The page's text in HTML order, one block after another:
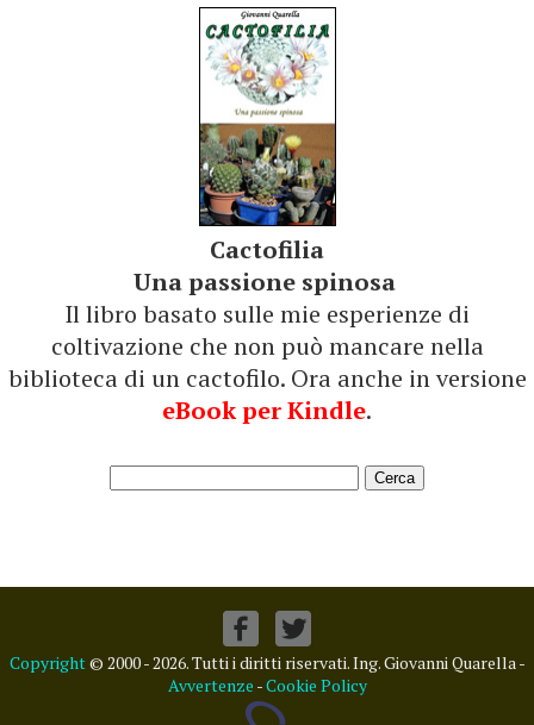
Cactofilia
Una passione spinosa
Il libro basato sulle mie esperienze di
coltivazione che non può mancare nella
biblioteca di un cactofilo. Ora anche in versione
eBook per Kindle.
Copyright© 2000 - 2026. Tutti i diritti riservati. Ing. Giovanni Quarella -
Avvertenze -Cookie Policy